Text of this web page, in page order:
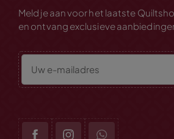
Meld je aan voor het laatste
en ontvang exclusieve